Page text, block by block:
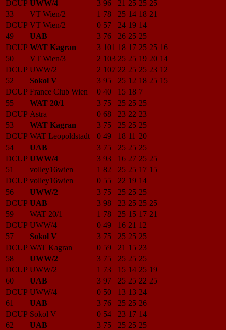
DCUP UWW/4 3 96 21 25 25 25
33
VT Wien/2 1 78 25 14 18 21
DCUP VT Wien/2 0 57 24 19 14
49
UAB 3 76 26 25 25
DCUP WAT Kagran 3 101 18 17 25 25 16
50
VT Wien/3 2 103 25 25 19 20 14
DCUP UWW/2 2 107 22 25 25 23 12
52
Sokol V 3 95 25 12 18 25 15
DCUP France Club Wien 0 40 15 18 7
55
WAT 20/1 3 75 25 25 25
DCUP Astra 0 68 23 22 23
53
WAT Kagran 3 75 25 25 25
DCUP WAT Leopoldstadt 0 49 18 11 20
54
UAB 3 75 25 25 25
DCUP UWW/4 3 93 16 27 25 25
51
volley16wien 1 82 25 25 17 15
DCUP volley16wien 0 55 22 19 14
56
UWW/2 3 75 25 25 25
DCUP UAB 3 98 23 25 25 25
59
WAT 20/1 1 78 25 15 17 21
DCUP UWW/4 0 49 16 21 12
57
Sokol V 3 75 25 25 25
DCUP WAT Kagran 0 59 21 15 23
58
UWW/2 3 75 25 25 25
DCUP UWW/2 1 73 15 14 25 19
60
UAB 3 97 25 25 22 25
DCUP UWW/4 0 50 13 13 24
61
UAB 3 76 25 25 26
DCUP Sokol V 0 54 23 17 14
62
UAB 3 75 25 25 25